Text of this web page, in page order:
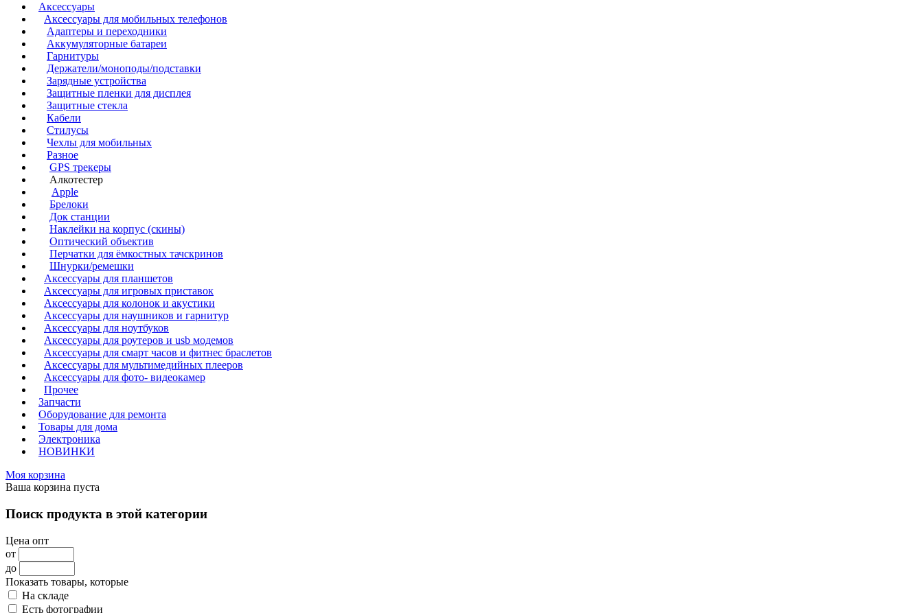
Аксессуары
Аксессуары для мобильных телефонов
Адаптеры и переходники
Аккумуляторные батареи
Гарнитуры
Держатели/моноподы/подставки
Зарядные устройства
Защитные пленки для дисплея
Защитные стекла
Кабели
Стилусы
Чехлы для мобильных
Разное
GPS трекеры
Алкотестер
Apple
Брелоки
Док станции
Наклейки на корпус (скины)
Оптический объектив
Перчатки для ёмкостных тачскринов
Шнурки/ремешки
Аксессуары для планшетов
Аксессуары для игровых приставок
Аксессуары для колонок и акустики
Аксессуары для наушников и гарнитур
Аксессуары для ноутбуков
Аксессуары для роутеров и usb модемов
Аксессуары для смарт часов и фитнес браслетов
Аксессуары для мультимедийных плееров
Аксессуары для фото- видеокамер
Прочее
Запчасти
Оборудование для ремонта
Товары для дома
Электроника
НОВИНКИ
Моя корзина
Ваша корзина пуста
Поиск продукта в этой категории
Цена опт
от
до
Показать товары, которые
На складе
Есть фотографии